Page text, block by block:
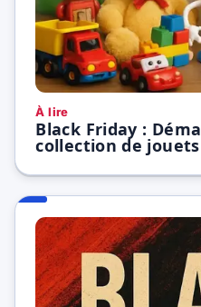
À lire
Black Friday :
collection de